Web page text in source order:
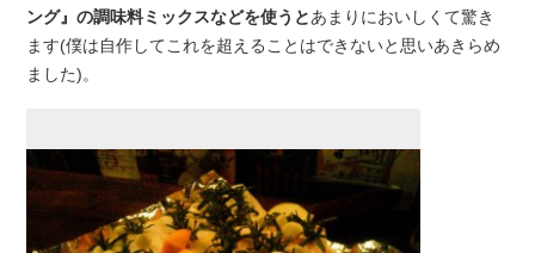
ング』の調味料ミックスなどを使うとあまりにおいしくて驚き
ます(僕は自作してこれを超えることはできないと思いあきらめ
ました)。